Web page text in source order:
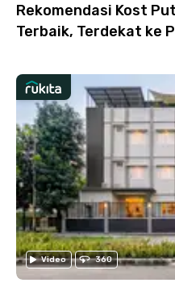
Rekomendasi Kost
Terbaik, Terdekat ke
Video 360